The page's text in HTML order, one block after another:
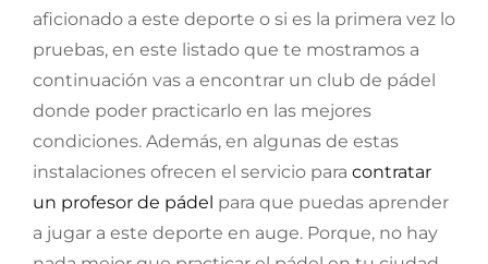
aficionado a este deporte o si es la primera vez lo
pruebas, en este listado que te mostramos a
continuación vas a encontrar un club de pádel
donde poder practicarlo en las mejores
condiciones. Además, en algunas de estas
instalaciones ofrecen el servicio para contratar
un profesor de pádel para que puedas aprender
a jugar a este deporte en auge. Porque, no hay